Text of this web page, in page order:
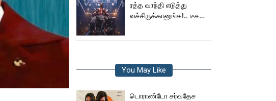
ரத்த வாந்தி எடுத்து
வச்சிருக்கானுங்க!.. டீசரை
You May Like
டொராண்டோ சர்வதேச